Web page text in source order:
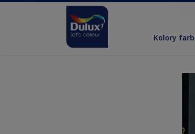
Kolory farb